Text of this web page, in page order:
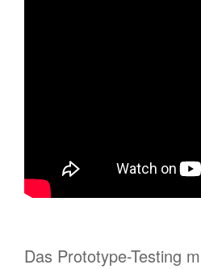
Das Prototype-Testing